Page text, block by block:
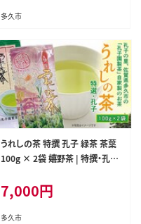
多久市
うれしの茶 特撰 孔子 緑茶 茶葉
100g × 2袋 嬉野茶 | 特撰・孔子
7,000円
多久市